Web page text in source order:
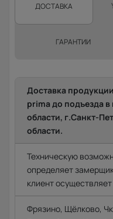
ДОСТАВКА
ГАРАНТИИ
Доставка
prima до подъезда
области, г.Санкт-
области.
Техническую
определяет
клиент
Фрязино, Щёлково,